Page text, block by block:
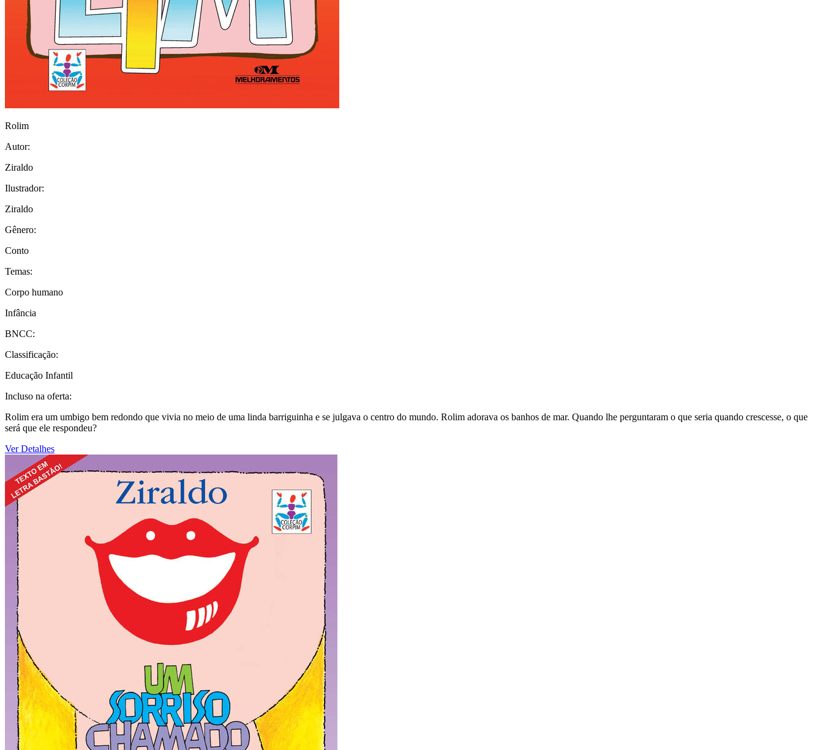
Rolim
Autor:
Ziraldo
Ilustrador:
Ziraldo
Gênero:
Conto
Temas:
Corpo humano
Infância
BNCC:
Classificação:
Educação Infantil
Incluso na oferta:
Rolim era um umbigo bem redondo que vivia no meio de uma linda barriguinha e se julgava o centro do mundo. Rolim adorava os banhos de mar. Quando lhe perguntaram o que seria quando crescesse, o que
será que ele respondeu?
Ver Detalhes